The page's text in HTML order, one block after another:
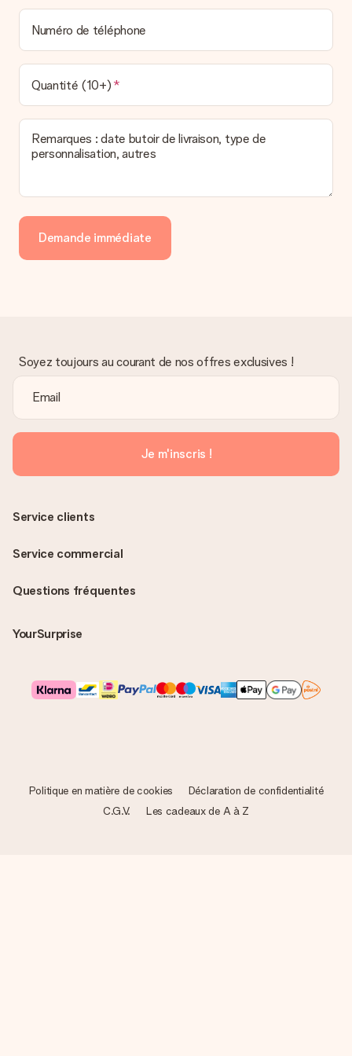
Numéro de téléphone
Quantité (10+)
Remarques : date butoir de livraison, type de
personnalisation, autres
Demande immédiate
Soyez toujours au courant de nos offres exclusives !
Je m'inscris !
Questions fréquentes
YourSurprise
Service clients
Service commercial
Politique en matière de cookies
Déclaration de confidentialité
C.G.V.
Les cadeaux de A à Z